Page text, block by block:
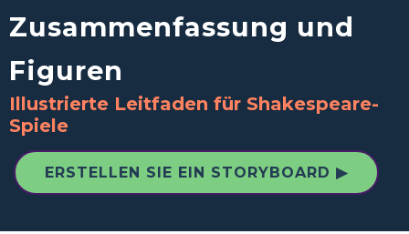
Zusammenfassung und
Figuren
Illustrierte Leitfaden für Shakespeare-
Spiele
ERSTELLEN SIE EIN STORYBOARD ▶